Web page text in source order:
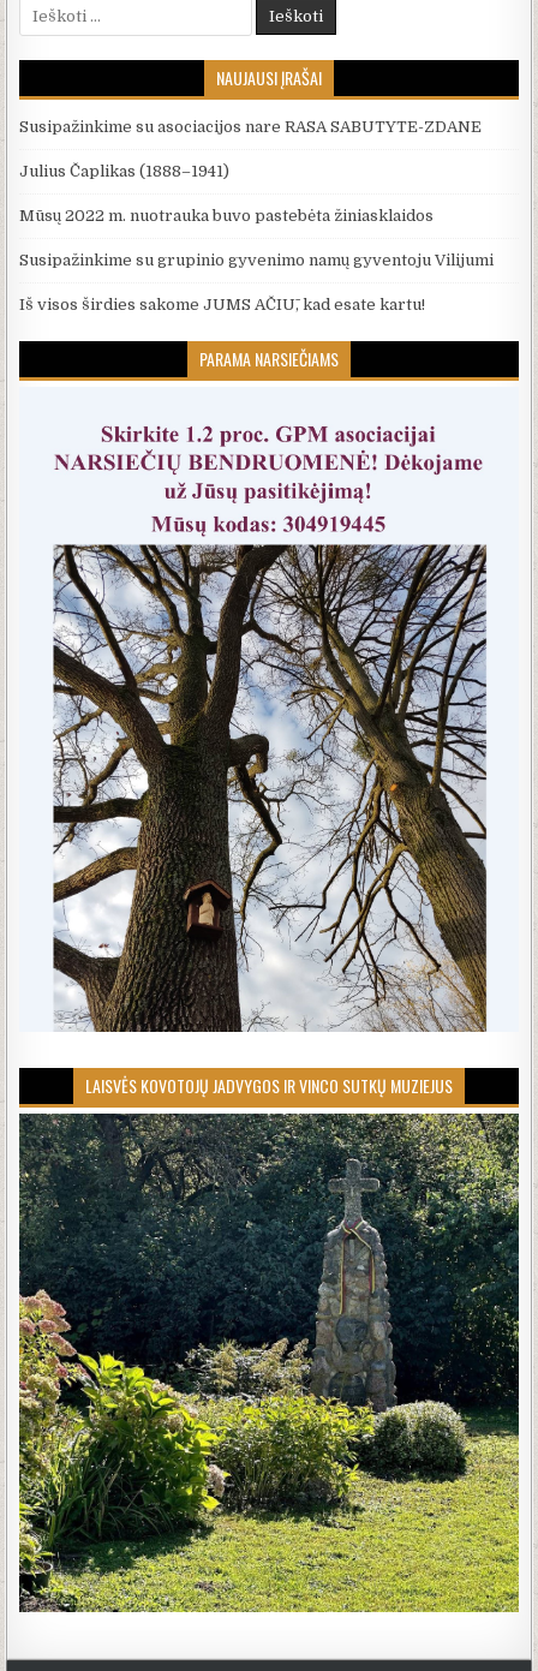
Ieškoti:
NAUJAUSI ĮRAŠAI
Susipažinkime su asociacijos nare RASA SABUTYTE-ZDANE
Julius Čaplikas (1888–1941)
Mūsų 2022 m. nuotrauka buvo pastebėta žiniasklaidos
Susipažinkime su grupinio gyvenimo namų gyventoju Vilijumi
Iš visos širdies sakome JUMS AČIŪ, kad esate kartu!
PARAMA NARSIEČIAMS
LAISVĖS KOVOTOJŲ JADVYGOS IR VINCO SUTKŲ MUZIEJUS